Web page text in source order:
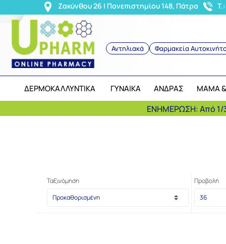
Ζακύνθου 26 | Πανεπιστημίου 148, Πάτρα
Αντηλιακά Φαρμακεία
ΔΕΡΜΟΚΑΛΛΥΝΤΙΚΑ ΓΥΝΑΙΚΑ ΑΝΔΡΑΣ ΜΑΜΑ &
ΕΝΗΜΕΡΩΣΗ: Από 1/3
Ταξινόμηση Προβολή